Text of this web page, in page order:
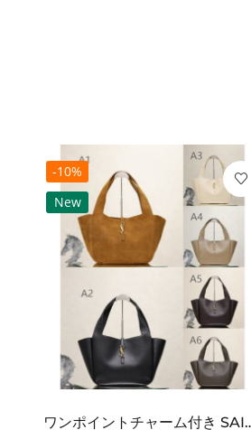
-10%
New
ワンポイントチャーム付き